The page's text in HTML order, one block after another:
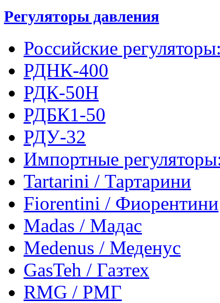
Регуляторы давления
Российские
РДНК-400
РДК-50Н
РДБК1-50
РДУ-32
Импортные
Tartarini / Тартарини
Fiorentini / Фиорентини
Madas / Мадас
Medenus / Меденус
GasTeh / Газтех
RMG / РМГ